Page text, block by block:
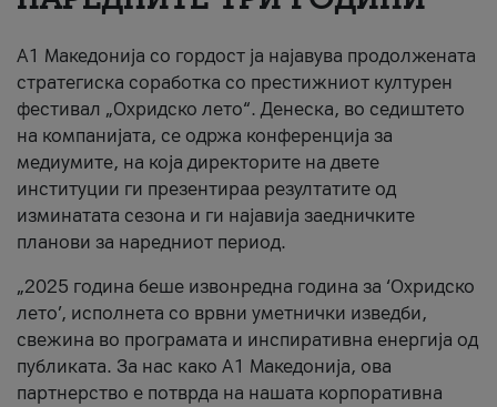
A1 Македонија со гордост ја најавува продолжената
стратегиска соработка со престижниот културен
фестивал „Охридско лето“. Денеска, во седиштето
на компанијата, се одржа конференција за
медиумите, на која директорите на двете
институции ги презентираа резултатите од
изминатата сезона и ги најавија заедничките
планови за наредниот период.
„2025 година беше извонредна година за ‘Охридско
лето’, исполнета со врвни уметнички изведби,
свежина во програмата и инспиративна енергија од
публиката. За нас како A1 Македонија, ова
партнерство е потврда на нашата корпоративна